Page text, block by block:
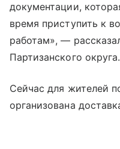
документации,
время приступить к
работам», —
Партизанского округа.
Сейчас для жителей
организована